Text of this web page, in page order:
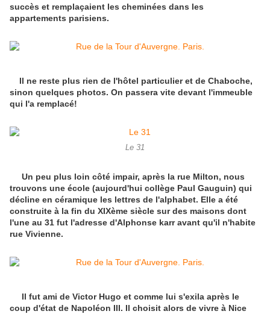
succès et remplaçaient les cheminées dans les
appartements parisiens.
Il ne reste plus rien de l'hôtel particulier et de Chaboche,
sinon quelques photos. On passera vite devant l'immeuble
qui l'a remplacé!
Le 31
Un peu plus loin côté impair, après la rue Milton, nous
trouvons une école (aujourd'hui collège Paul Gauguin) qui
décline en céramique les lettres de l'alphabet. Elle a été
construite à la fin du XIXème siècle sur des maisons dont
l'une au 31 fut l'adresse d'Alphonse karr avant qu'il n'habite
rue Vivienne.
Il fut ami de Victor Hugo et comme lui s'exila après le
coup d'état de Napoléon III. Il choisit alors de vivre à Nice